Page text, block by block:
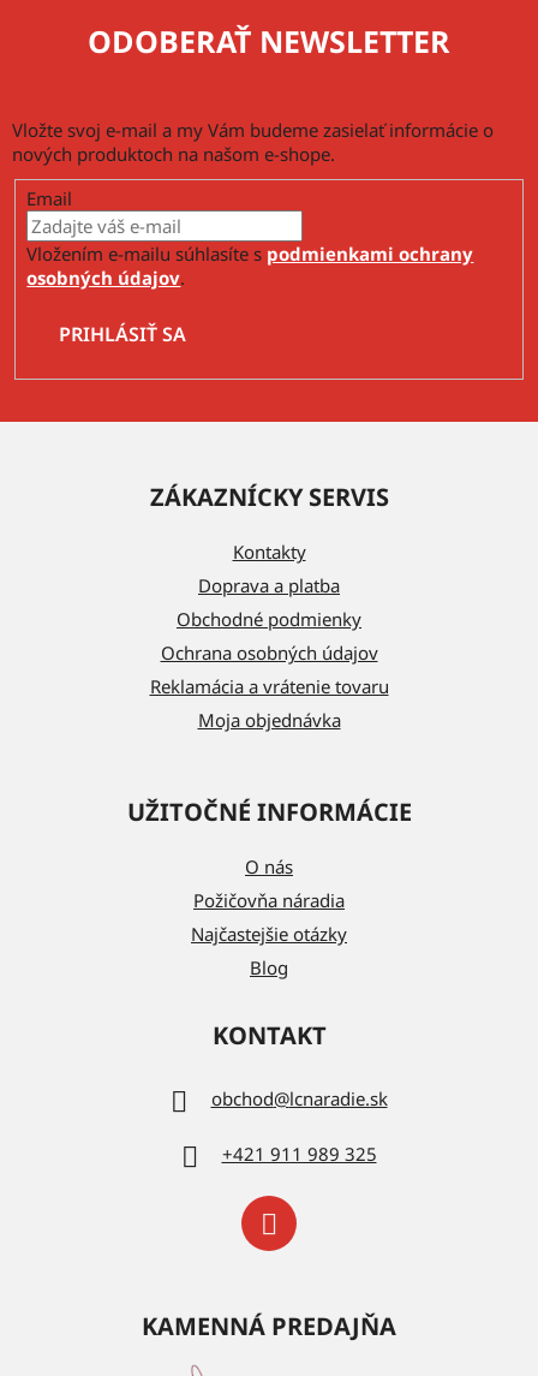
ODOBERAŤ NEWSLETTER
Vložte svoj e-mail a my Vám budeme zasielať informácie o
nových produktoch na našom e-shope.
Email
Vložením e-mailu súhlasíte s podmienkami ochrany
osobných údajov.
PRIHLÁSIŤ SA
ZÁKAZNÍCKY SERVIS
Kontakty
Doprava a platba
Obchodné podmienky
Ochrana osobných údajov
Reklamácia a vrátenie tovaru
Moja objednávka
UŽITOČNÉ INFORMÁCIE
O nás
Požičovňa náradia
Najčastejšie otázky
Blog
KONTAKT
obchod@lcnaradie.sk
+421 911 989 325
KAMENNÁ PREDAJŇA